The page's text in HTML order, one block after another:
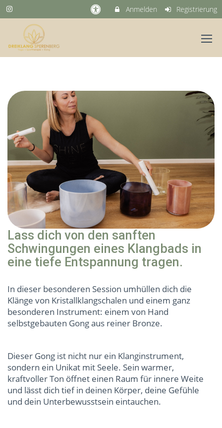
Anmelden Registrierung
Lass dich von den sanften
Schwingungen eines Klangbads in
eine tiefe Entspannung tragen.
In dieser besonderen Session umhüllen dich die
Klänge von Kristallklangschalen und einem ganz
besonderen Instrument: einem von Hand
selbstgebauten Gong aus reiner Bronze.
Dieser Gong ist nicht nur ein Klanginstrument,
sondern ein Unikat mit Seele. Sein warmer,
kraftvoller Ton öffnet einen Raum für innere Weite
und lässt dich tief in deinen Körper, deine Gefühle
und dein Unterbewusstsein eintauchen.